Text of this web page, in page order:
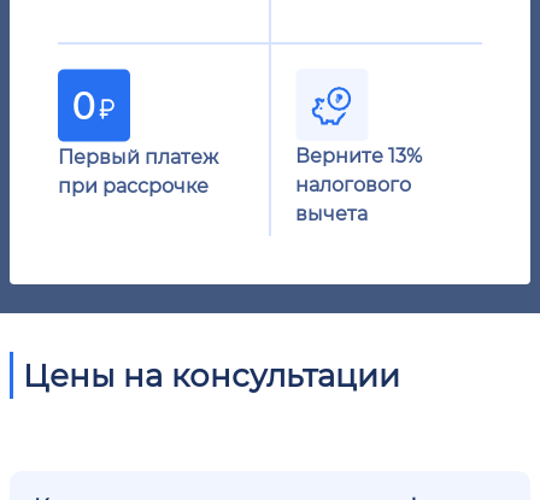
Первый платеж
при рассрочке
Верните 13%
налогового
вычета
Цены на консультации